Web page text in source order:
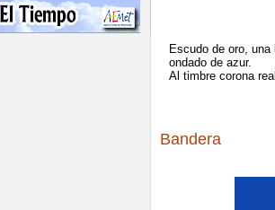
Escudo de oro,
ondado de azur.
Al timbre corona
Bandera